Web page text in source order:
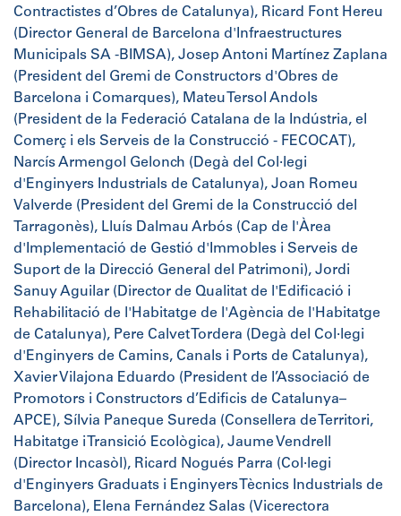
Contractistes d’Obres de Catalunya), Ricard Font Hereu
(Director General de Barcelona d'Infraestructures
Municipals SA -BIMSA), Josep Antoni Martínez Zaplana
(President del Gremi de Constructors d'Obres de
Barcelona i Comarques), Mateu Tersol Andols
(President de la Federació Catalana de la Indústria, el
Comerç i els Serveis de la Construcció - FECOCAT),
Narcís Armengol Gelonch (Degà del Col·legi
d'Enginyers Industrials de Catalunya), Joan Romeu
Valverde (President del Gremi de la Construcció del
Tarragonès), Lluís Dalmau Arbós (Cap de l'Àrea
d'Implementació de Gestió d'Immobles i Serveis de
Suport de la Direcció General del Patrimoni), Jordi
Sanuy Aguilar (Director de Qualitat de l'Edificació i
Rehabilitació de l'Habitatge de l'Agència de l'Habitatge
de Catalunya), Pere Calvet Tordera (Degà del Col·legi
d'Enginyers de Camins, Canals i Ports de Catalunya),
Xavier Vilajona Eduardo (President de l’Associació de
Promotors i Constructors d’Edificis de Catalunya–
APCE), Sílvia Paneque Sureda (Consellera de Territori,
Habitatge i Transició Ecològica), Jaume Vendrell
(Director Incasòl), Ricard Nogués Parra (Col·legi
d'Enginyers Graduats i Enginyers Tècnics Industrials de
Barcelona), Elena Fernández Salas (Vicerectora